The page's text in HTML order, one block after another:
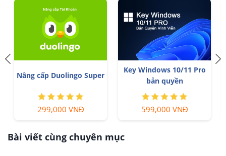
Key Windows 10/11 Pro
bản quyền
599,000 VNĐ
YouTube Premium Nâng
cấp TK Chính Chủ
199,000 VNĐ
Bài viết cùng chuyên mục